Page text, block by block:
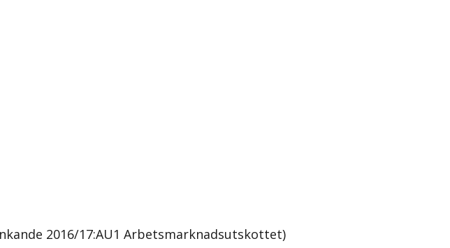
2016/17:AU1 Arbetsmarknadsutskottet)